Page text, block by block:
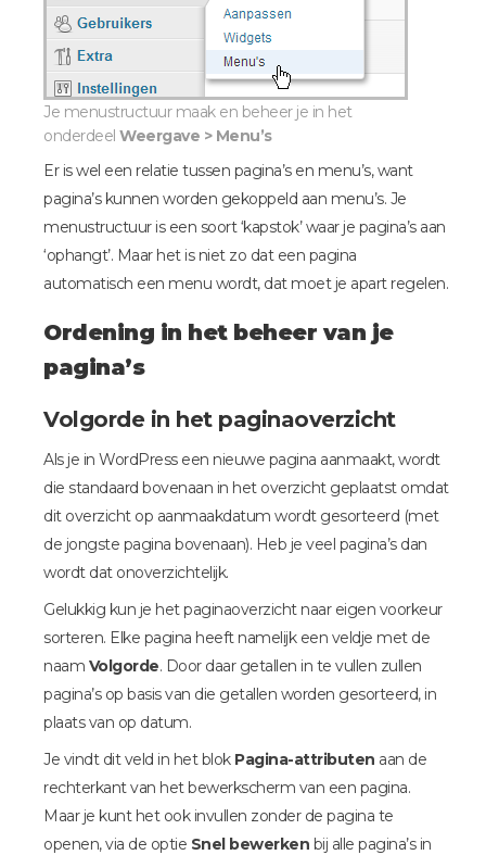
Je menustructuur maak en beheer je in het
onderdeel Weergave > Menu’s
Er is wel een relatie tussen pagina’s en menu’s, want
pagina’s kunnen worden gekoppeld aan menu’s. Je
menustructuur is een soort ‘kapstok’ waar je pagina’s aan
‘ophangt’. Maar het is niet zo dat een pagina
automatisch een menu wordt, dat moet je apart regelen.
Ordening in het beheer van je
pagina’s
Volgorde in het paginaoverzicht
Als je in WordPress een nieuwe pagina aanmaakt, wordt
die standaard bovenaan in het overzicht geplaatst omdat
dit overzicht op aanmaakdatum wordt gesorteerd (met
de jongste pagina bovenaan). Heb je veel pagina’s dan
wordt dat onoverzichtelijk.
Gelukkig kun je het paginaoverzicht naar eigen voorkeur
sorteren. Elke pagina heeft namelijk een veldje met de
naam Volgorde. Door daar getallen in te vullen zullen
pagina’s op basis van die getallen worden gesorteerd, in
plaats van op datum.
Je vindt dit veld in het blok Pagina-attributen aan de
rechterkant van het bewerkscherm van een pagina.
Maar je kunt het ook invullen zonder de pagina te
openen, via de optie Snel bewerken bij alle pagina’s in